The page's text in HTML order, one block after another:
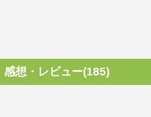
感想・レビュー(185)